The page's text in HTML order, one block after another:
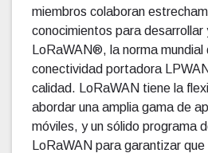
miembros colaboran
conocimientos para desarrollar
LoRaWAN®, la norma
conectividad portadora
calidad. LoRaWAN tiene la
abordar una amplia gama de
móviles, y un sólido programa
LoRaWAN para garantizar